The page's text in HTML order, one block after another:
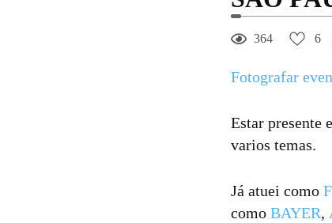
364 6
Fotografar
Estar presente
varios temas.
Já atuei como
como BAYER,